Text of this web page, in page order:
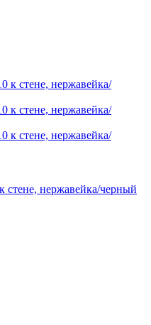
стене, нержавейка/черный